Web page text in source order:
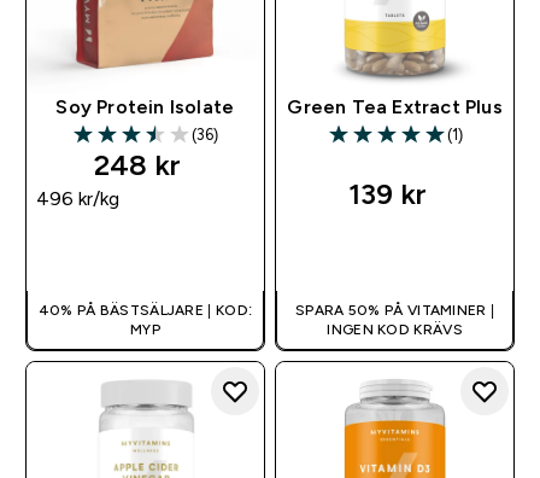
Soy Protein Isolate
3.5 out of 5 stars
(36)
248 kr‎
496 kr‎/kg
40% PÅ BÄSTSÄLJARE | KOD:
MYP
Green Tea Extract Plus
5 out of 5 stars
(1)
139 kr‎
SPARA 50% PÅ VITAMINER |
INGEN KOD KRÄVS